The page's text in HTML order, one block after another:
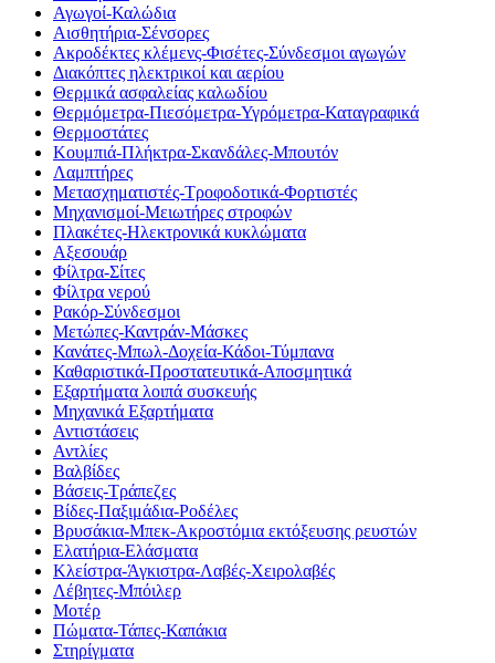
Αγωγοί-Καλώδια
Αισθητήρια-Σένσορες
Ακροδέκτες κλέμενς-Φισέτες-Σύνδεσμοι αγωγών
Διακόπτες ηλεκτρικοί και αερίου
Θερμικά ασφαλείας καλωδίου
Θερμόμετρα-Πιεσόμετρα-Υγρόμετρα-Καταγραφικά
Θερμοστάτες
Κουμπιά-Πλήκτρα-Σκανδάλες-Μπουτόν
Λαμπτήρες
Μετασχηματιστές-Τροφοδοτικά-Φορτιστές
Μηχανισμοί-Μειωτήρες στροφών
Πλακέτες-Ηλεκτρονικά κυκλώματα
Αξεσουάρ
Φίλτρα-Σίτες
Φίλτρα νερού
Ρακόρ-Σύνδεσμοι
Μετώπες-Καντράν-Μάσκες
Κανάτες-Μπωλ-Δοχεία-Κάδοι-Τύμπανα
Καθαριστικά-Προστατευτικά-Αποσμητικά
Εξαρτήματα λοιπά συσκευής
Μηχανικά Εξαρτήματα
Αντιστάσεις
Αντλίες
Βαλβίδες
Βάσεις-Τράπεζες
Βίδες-Παξιμάδια-Ροδέλες
Βρυσάκια-Μπεκ-Ακροστόμια εκτόξευσης ρευστών
Ελατήρια-Ελάσματα
Κλείστρα-Άγκιστρα-Λαβές-Χειρολαβές
Λέβητες-Μπόιλερ
Μοτέρ
Πώματα-Τάπες-Καπάκια
Στηρίγματα